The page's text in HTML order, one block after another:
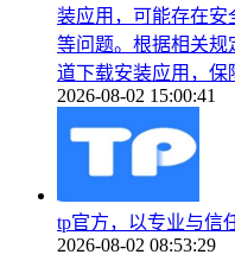
装应用，可能存在安
等问题。根据相关规
道下载安装应用，保
2026-08-02 15:00:41
tp官方，以专业与信
2026-08-02 08:53:29